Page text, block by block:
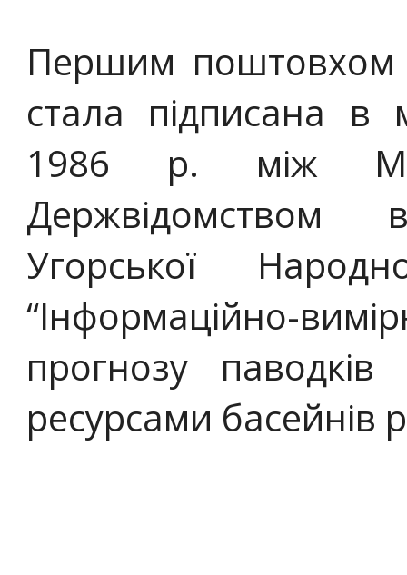
Першим поштовхом
стала підписана
1986 р. між
Держвідомством
Угорської
“Інформаційно-
прогнозу
ресурсами басейнів